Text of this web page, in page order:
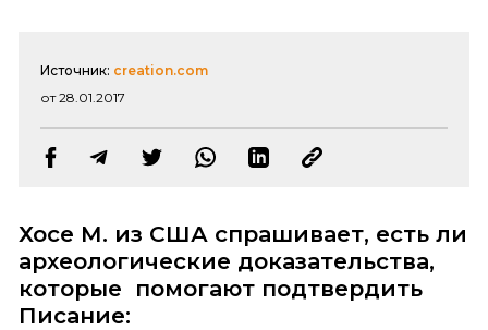
Источник: creation.com
от 28.01.2017
Хосе М. из США спрашивает, есть ли
археологические доказательства,
которые помогают подтвердить
Писание: